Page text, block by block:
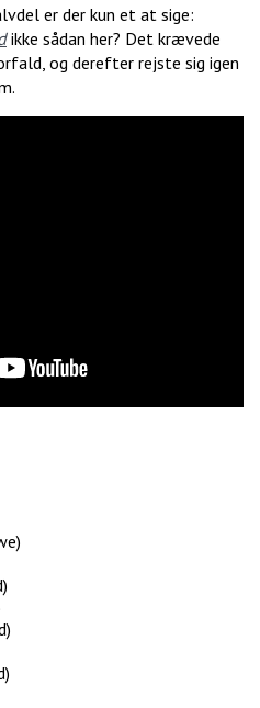
er der kun et at sige:
ikke sådan her? Det krævede
og derefter rejste sig igen